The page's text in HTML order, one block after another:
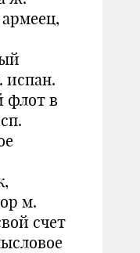
испан.
флот в
м.
счет